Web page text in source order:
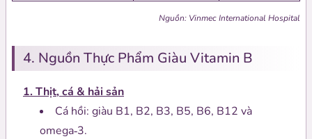
Nguồn: Vinmec International Hospital
4. Nguồn Thực Phẩm Giàu Vitamin B
1. Thịt, cá & hải sản
Cá hồi: giàu B1, B2, B3, B5, B6, B12 và
omega‑3.